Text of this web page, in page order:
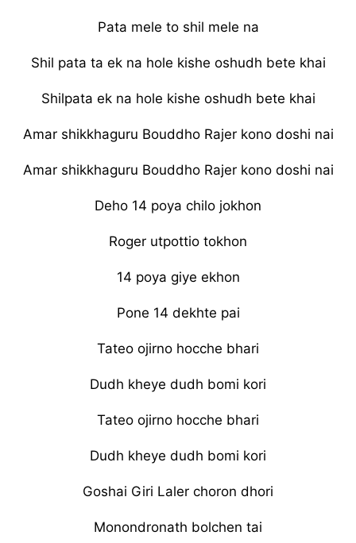
Pata mele to shil mele na
Shil pata ta ek na hole kishe oshudh bete khai
Shilpata ek na hole kishe oshudh bete khai
Amar shikkhaguru Bouddho Rajer kono doshi nai
Amar shikkhaguru Bouddho Rajer kono doshi nai
Deho 14 poya chilo jokhon
Roger utpottio tokhon
14 poya giye ekhon
Pone 14 dekhte pai
Tateo ojirno hocche bhari
Dudh kheye dudh bomi kori
Tateo ojirno hocche bhari
Dudh kheye dudh bomi kori
Goshai Giri Laler choron dhori
Monondronath bolchen tai